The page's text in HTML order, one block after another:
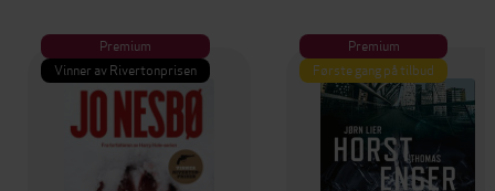
Premium
Vinner av Rivertonprisen
Premium
Første gang på tilbud